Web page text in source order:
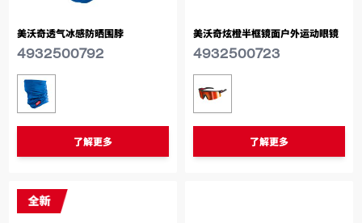
美沃奇透气冰感防晒围脖
4932500792
类似型号
4932500792
了解更多
美沃奇炫橙半框镜面户外运动眼镜
4932500723
类似型号
4932500723
了解更多